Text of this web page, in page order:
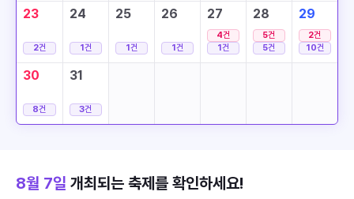
23
2건
24
1건
25
1건
26
1건
27
4건
1건
28
5건
5건
29
2건
10건
30
8건
31
3건
8월 7일 개최되는 축제를 확인하세요!